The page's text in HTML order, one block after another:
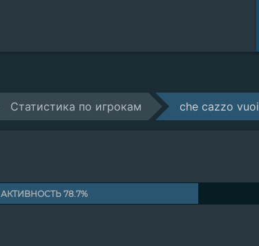
Статистика по игрокам che cazzo vuoi
АКТИВНОСТЬ 78.7%